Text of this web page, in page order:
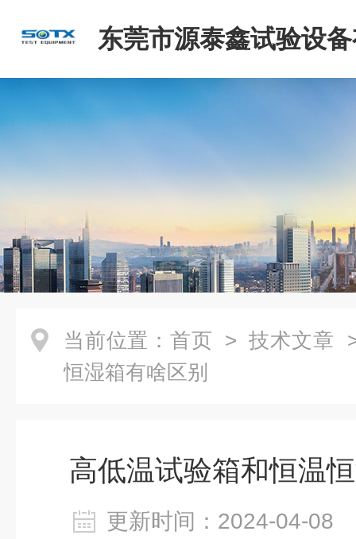
东莞市源泰鑫试验设
司
当前位置： 首页 > 技术文章
恒湿箱有啥区别
高低温试验箱和恒温
更新时间：2024-04-